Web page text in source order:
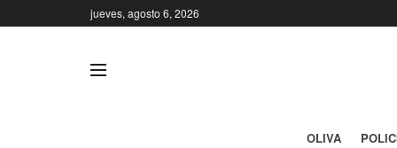
jueves, agosto 6, 2026
OLIVA